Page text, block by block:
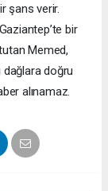
şans verir.
bir
Memed,
dağlara doğru
alınamaz.